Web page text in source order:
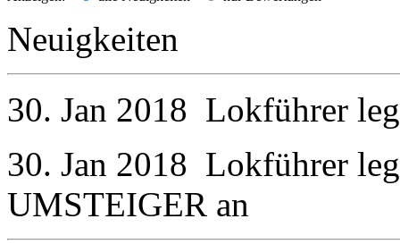
Neuigkeiten
30. Jan 2018 Lokführer
30. Jan 2018 Lokführer
UMSTEIGER an